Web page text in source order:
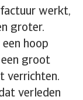
factuur werkt,
groter.
hoop
groot
verrichten.
verleden